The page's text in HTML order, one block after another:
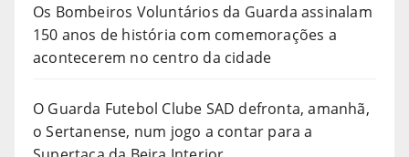
Os Bombeiros Voluntários da Guarda assinalam
150 anos de história com comemorações a
acontecerem no centro da cidade
O Guarda Futebol Clube SAD defronta, amanhã,
o Sertanense, num jogo a contar para a